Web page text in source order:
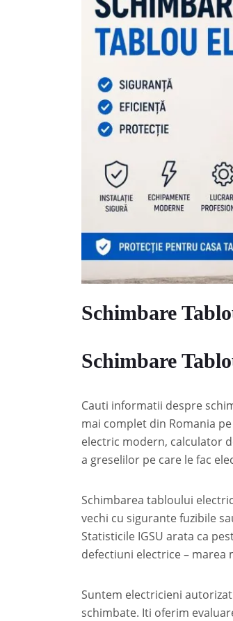
Schimbare
Schimbare
Cauti informatii despre
mai complet din Romania
electric modern, calculator
a greselilor pe care le fac
Schimbarea tabloului
vechi cu sigurante fuzibile
Statisticile IGSU arata ca
defectiuni electrice –
Suntem electricieni
schimbate. Iti oferim